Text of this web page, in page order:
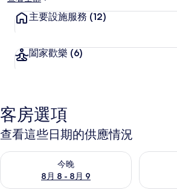
主要設施服務 (12)
闔家歡樂 (6)
客房選項
查看這些日期的供應情況
今晚
8月 8 - 8月 9
查看今晚 (8月 8 - 8月 9) 的供應情況查看明